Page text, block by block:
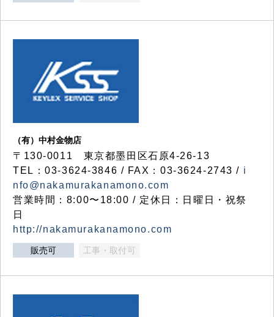
（有）中村金物店
〒130-0011 東京都墨田区石原4-26-13
TEL：03-3624-3846 / FAX：03-3624-2743 / i
nfo@nakamurakanamono.com
営業時間：8:00〜18:00 / 定休日：日曜日・祝祭
日
http://nakamurakanamono.com
販売可 工事・取付可